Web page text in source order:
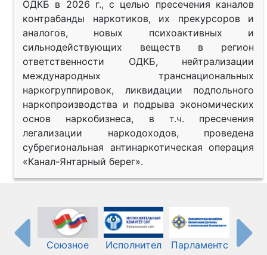
ОДКБ в 2026 г., с целью пресечения каналов
контрабанды наркотиков, их прекурсоров и
аналогов, новых психоактивных и
сильнодействующих веществ в регион
ответственности ОДКБ, нейтрализации
международных транснациональных
наркогруппировок, ликвидации подпольного
наркопроизводства и подрыва экономических
основ наркобизнеса, в т.ч. пресечения
легализации наркодоходов, проведена
субрегиональная антинаркотическая операция
«Канал-Янтарный берег».
Союзное
Исполнител
Парламентс